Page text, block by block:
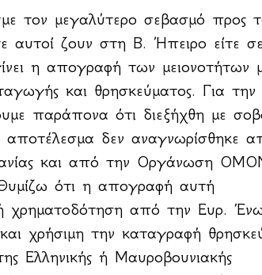
τον μεγαλύτερο σεβασμό προς
αυτοί ζουν στη Β. Ήπειρο είτε
η απογραφή των μειονοτήτων
και θρησκεύματος. Για την
παράπονα ότι διεξήχθη με
αποτέλεσμα δεν αναγνωρίσθηκε
και από την Οργάνωση
ότι η απογραφή αυτή
χρηματοδότηση από την Ευρ.
χρήσιμη την καταγραφή
Ελληνικής ή Μαυροβουνιακής